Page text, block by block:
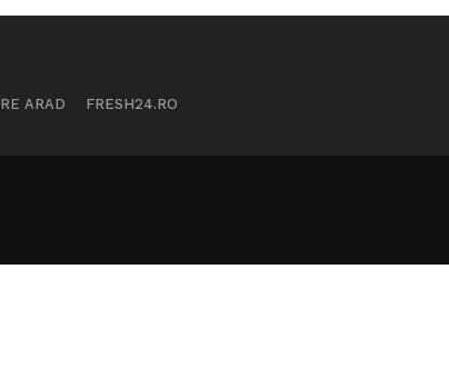
ARAD FRESH24.RO